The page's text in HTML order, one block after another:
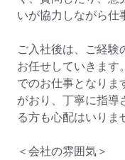
いが協力しながら仕
ご入社後は、ご経験
お任せしていきます
でのお仕事となりま
がおり、丁寧に指導
る方も心配はいりま
＜会社の雰囲気＞